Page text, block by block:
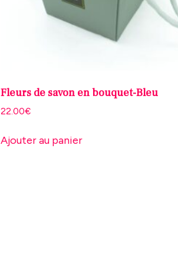
Fleurs de savon en bouquet-Bleu
22.00€
Ajouter au panier